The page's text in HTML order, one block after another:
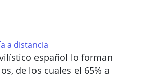
a distancia
español lo forman
de los cuales el 65% a